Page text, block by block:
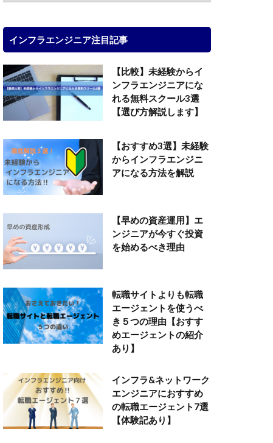
インフラエンジニア注目記事
【比較】未経験からイ
ンフラエンジニアにな
れる無料スクール3選
【選び方解説します】
【おすすめ3選】未経験
からインフラエンジニ
アになる方法を解説
【早めの資産運用】エ
ンジニアが今すぐ投資
を始めるべき理由
転職サイトよりも転職
エージェントを使うべ
き５つの理由【おすす
めエージェントの紹介
あり】
インフラ&ネットワーク
エンジニアにおすすめ
の転職エージェント7選
【体験記あり】